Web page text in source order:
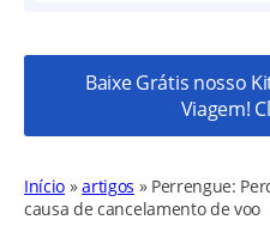
Baixe Grátis nosso
Viagem!
Início »artigos » Perrengue:
causa de cancelamento de voo